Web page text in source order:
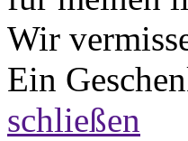
Wir
Ein
schließen